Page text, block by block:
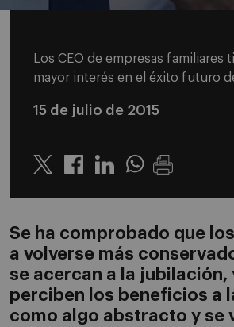
Los CEO de empresas familiares
mayor interés en el éxito futuro
15 de julio de 2015
Twitter LinkedinWhatsapp
Se ha comprobado que
a volverse más
se acercan a la jubilación,
perciben los beneficios a
como algo abstracto y se